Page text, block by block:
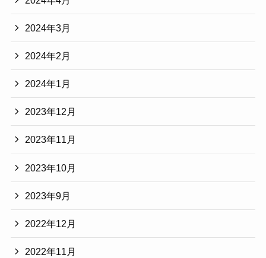
2024年3月
2024年2月
2024年1月
2023年12月
2023年11月
2023年10月
2023年9月
2022年12月
2022年11月